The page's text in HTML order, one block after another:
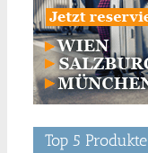
Top 5 Produkte